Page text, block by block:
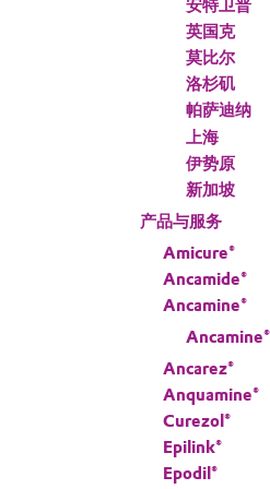
安特卫普
英国克
莫比尔
洛杉矶
帕萨迪纳
上海
伊势原
新加坡
产品与服务
Amicure®
Ancamide®
Ancamine®
Ancarez®
Anquamine®
Curezol®
Epilink®
Epodil®